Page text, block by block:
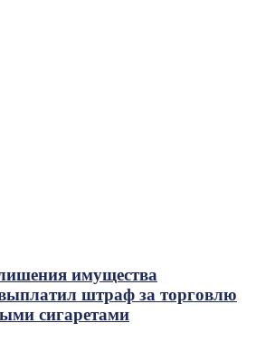
имущества
штраф за торговлю
сигаретами